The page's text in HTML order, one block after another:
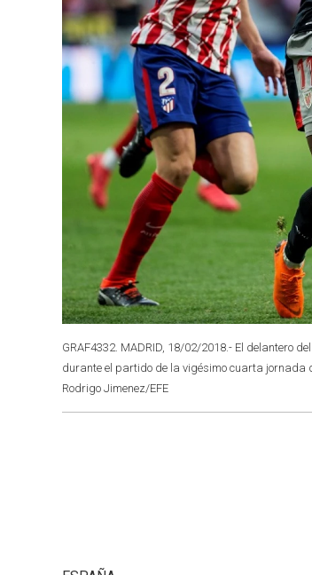
GRAF4332. MADRID, 18/02/2018.- El delantero
durante el partido de la vigésimo cuarta jornada
Rodrigo Jimenez/EFE